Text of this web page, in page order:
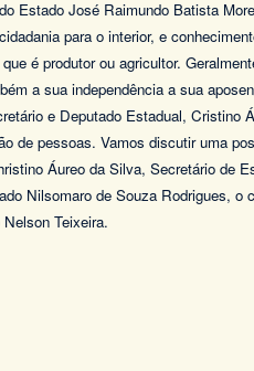
Estado José Raimundo Batista
para o interior, e
é produtor ou agricultor.
a sua independência a sua
e Deputado Estadual,
de pessoas. Vamos discutir uma
Áureo da Silva, Secretário de
Nilsomaro de Souza Rodrigues,
Teixeira.